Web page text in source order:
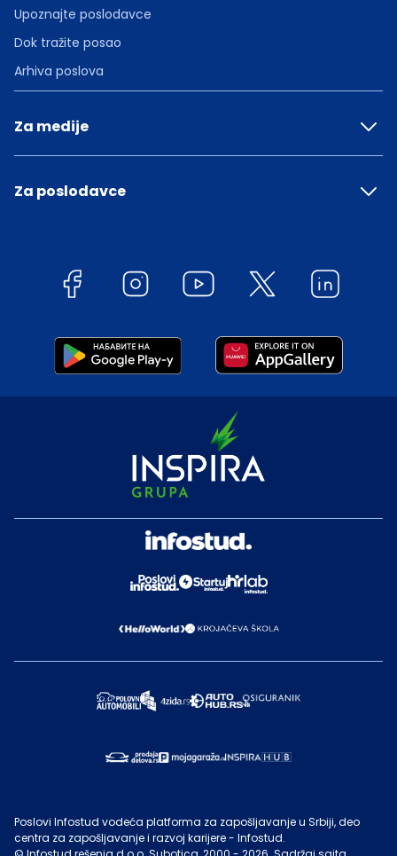
Upoznajte poslodavce
Dok tražite posao
Arhiva poslova
Za medije
Za poslodavce
Poslovi Infostud vodeća platforma za zapošljavanje u Srbiji, deo
centra za zapošljavanje i razvoj karijere - Infostud.